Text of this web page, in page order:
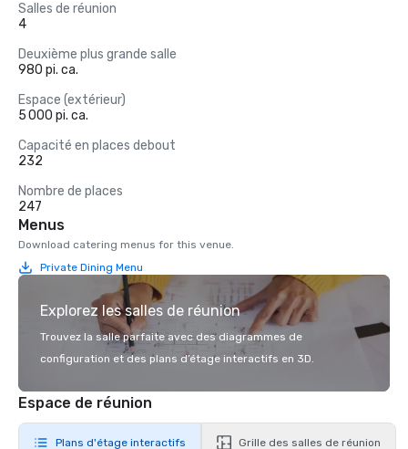
Salles de réunion
4
Deuxième plus grande salle
980 pi. ca.
Espace (extérieur)
5 000 pi. ca.
Capacité en places debout
232
Nombre de places
247
Menus
Download catering menus for this venue.
Private Dining Menu
Explorez les salles de réunion
Trouvez la salle parfaite avec des diagrammes de
configuration et des plans d’étage interactifs en 3D.
Espace de réunion
Plans d'étage interactifs Grille des salles de réunion